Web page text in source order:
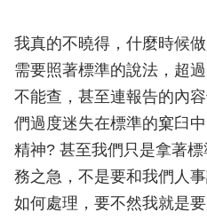
我真的不曉得，什麼時候
需要照著標準的說法，超
不能查，甚至連報告的內
們過度迷失在標準的窠臼
精神? 甚至我們只是拿著
務之急，不是要和我們人
如何處理，要不然我就是